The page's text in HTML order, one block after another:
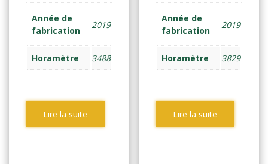
Année de
fabrication
2019
Horamètre 3488
Lire la suite
Année de
fabrication
2019
Horamètre 3829
Lire la suite